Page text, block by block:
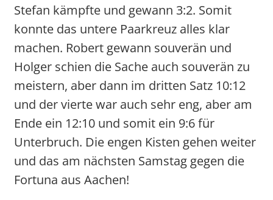
Stefan kämpfte und gewann 3:2. Somit
konnte das untere Paarkreuz alles klar
machen. Robert gewann souverän und
Holger schien die Sache auch souverän zu
meistern, aber dann im dritten Satz 10:12
und der vierte war auch sehr eng, aber am
Ende ein 12:10 und somit ein 9:6 für
Unterbruch. Die engen Kisten gehen weiter
und das am nächsten Samstag gegen die
Fortuna aus Aachen!